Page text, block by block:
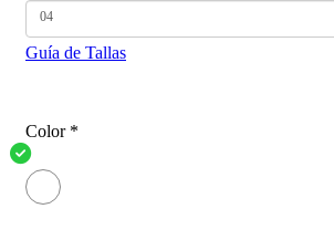
04
Guía de Tallas
Color *